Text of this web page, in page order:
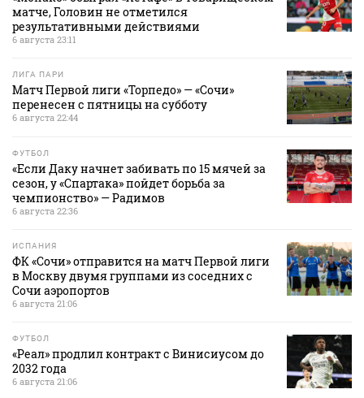
матче, Головин не отметился
результативными действиями
6 августа 23:11
ЛИГА ПАРИ
Матч Первой лиги «Торпедо» — «Сочи»
перенесен с пятницы на субботу
6 августа 22:44
ФУТБОЛ
«Если Даку начнет забивать по 15 мячей за
сезон, у «Спартака» пойдет борьба за
чемпионство» — Радимов
6 августа 22:36
ИСПАНИЯ
ФК «Сочи» отправится на матч Первой лиги
в Москву двумя группами из соседних с
Сочи аэропортов
6 августа 21:06
ФУТБОЛ
«Реал» продлил контракт с Винисиусом до
2032 года
6 августа 21:06